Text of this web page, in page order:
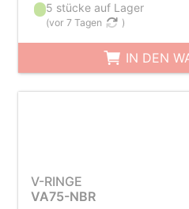
5 stücke auf Lager
(vor 7 Tagen )
IN DEN
V-RINGE
VA75-NBR